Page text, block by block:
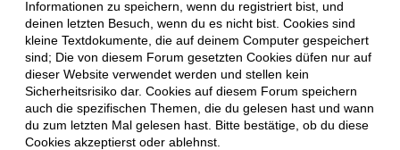
Informationen zu speichern, wenn du registriert bist, und
deinen letzten Besuch, wenn du es nicht bist. Cookies sind
kleine Textdokumente, die auf deinem Computer gespeichert
sind; Die von diesem Forum gesetzten Cookies düfen nur auf
dieser Website verwendet werden und stellen kein
Sicherheitsrisiko dar. Cookies auf diesem Forum speichern
auch die spezifischen Themen, die du gelesen hast und wann
du zum letzten Mal gelesen hast. Bitte bestätige, ob du diese
Cookies akzeptierst oder ablehnst.